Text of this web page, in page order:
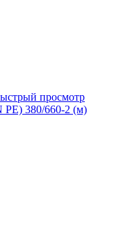
просмотр
380/660-2 (м)